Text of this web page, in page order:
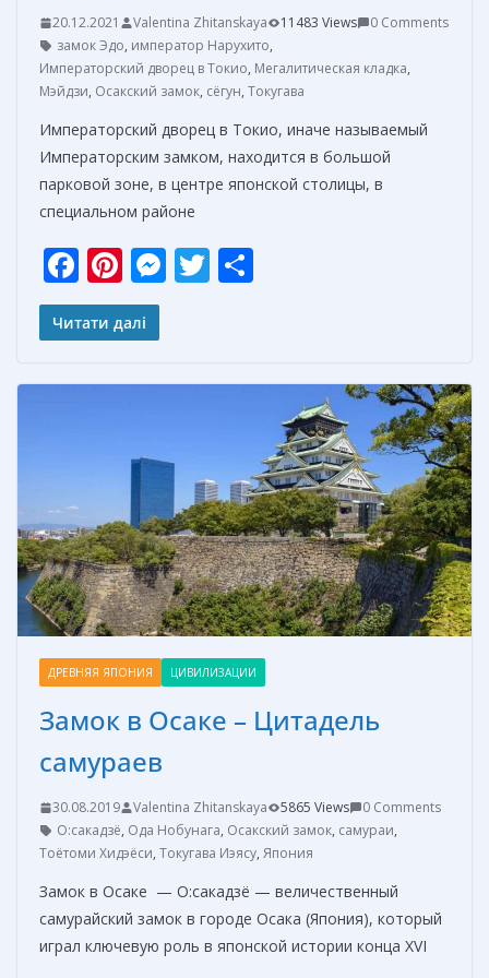
20.12.2021 Valentina Zhitanskaya 11483 Views
0 Comments
замок Эдо, император Нарухито,
Императорский дворец в Токио, Мегалитическая кладка,
Мэйдзи, Осакский замок, сёгун, Токугава
Императорский дворец в Токио, иначе называемый
Императорским замком, находится в большой
парковой зоне, в центре японской столицы, в
специальном районе
F
ac
e
k
Pi
nt
er
M
er
T
и
т
ь
Читати далі
ДРЕВНЯЯ ЯПОНИЯ ЦИВИЛИЗАЦИИ
Замок в Осаке – Цитадель
самураев
30.08.2019 Valentina Zhitanskaya 5865 Views
0 Comments
О:сакадзё, Ода Нобунага, Осакский замок, самураи,
Тоётоми Хидэёси, Токугава Иэясу, Япония
Замок в Осаке — О:сакадзё — величественный
самурайский замок в городе Осака (Япония), который
играл ключевую роль в японской истории конца XVI